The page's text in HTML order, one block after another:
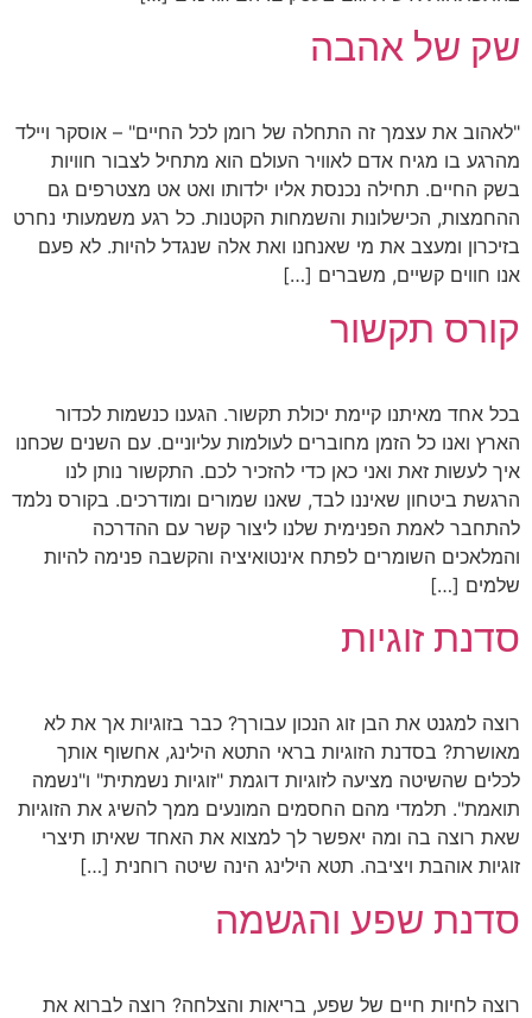
שק של אהבה
"לאהוב את עצמך זה התחלה של רומן לכל החיים" – אוסקר ויילד
מהרגע בו מגיח אדם לאוויר העולם הוא מתחיל לצבור חוויות
בשק החיים. תחילה נכנסת אליו ילדותו ואט אט מצטרפים גם
ההחמצות, הכישלונות והשמחות הקטנות. כל רגע משמעותי נחרט
בזיכרון ומעצב את מי שאנחנו ואת אלה שנגדל להיות. לא פעם
אנו חווים קשיים, משברים […]
קורס תקשור
בכל אחד מאיתנו קיימת יכולת תקשור. הגענו כנשמות לכדור
הארץ ואנו כל הזמן מחוברים לעולמות עליוניים. עם השנים שכחנו
איך לעשות זאת ואני כאן כדי להזכיר לכם. התקשור נותן לנו
הרגשת ביטחון שאיננו לבד, שאנו שמורים ומודרכים. בקורס נלמד
להתחבר לאמת הפנימית שלנו ליצור קשר עם ההדרכה
והמלאכים השומרים לפתח אינטואיציה והקשבה פנימה להיות
שלמים […]
סדנת זוגיות
רוצה למגנט את הבן זוג הנכון עבורך? כבר בזוגיות אך את לא
מאושרת? בסדנת הזוגיות בראי התטא הילינג, אחשוף אותך
לכלים שהשיטה מציעה לזוגיות דוגמת "זוגיות נשמתית" ו"נשמה
תואמת". תלמדי מהם החסמים המונעים ממך להשיג את הזוגיות
שאת רוצה בה ומה יאפשר לך למצוא את האחד שאיתו תיצרי
זוגיות אוהבת ויציבה. תטא הילינג הינה שיטה רוחנית […]
סדנת שפע והגשמה
רוצה לחיות חיים של שפע, בריאות והצלחה? רוצה לברוא את